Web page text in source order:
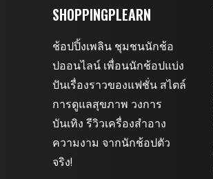
SHOPPINGPLEARN
ช้อปปิ้งเพลิน ชุมชนนักช้อ
ปออนไลน์ เพื่อนนักช้อปแบ่ง
ปันเรื่องราวของแฟชั่น สไตล์
การดูแลสุขภาพ วงการ
บันเทิง รีวิวเครื่องสำอาง
ความงาม จากนักช้อปตัว
จริง!